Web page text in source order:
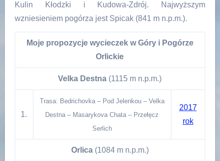
Kulin Kłodzki i Kudowa-Zdrój. Najwyższym
wzniesieniem pogórza jest Spicak (841 m n.p.m.).
Moje propozycje wycieczek w Góry i Pogórze
Orlickie
Velka Destna (1115 m n.p.m.)
1.
Trasa: Bedrichovka – Pod Jelenkou – Velka
Destna – Masarykova Chata – Przełęcz
Serlich
2017
rok
Orlica(1084 m n.p.m.)